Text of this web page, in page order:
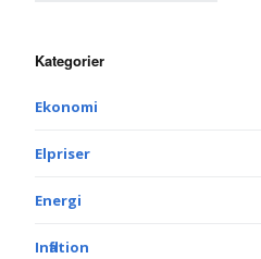
Kategorier
Ekonomi
Elpriser
Energi
Inflation